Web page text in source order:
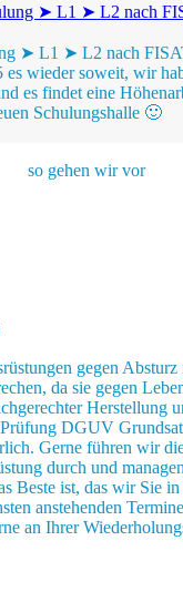
➤ L1 ➤ L2 nach
wieder soweit, wir
es findet eine
Schulungshalle 🙂
so gehen wir vor
gegen Absturz
da sie gegen
Herstellung
DGUV
Gerne führen wir
durch und
Beste ist, das wir Sie
anstehenden
an Ihrer